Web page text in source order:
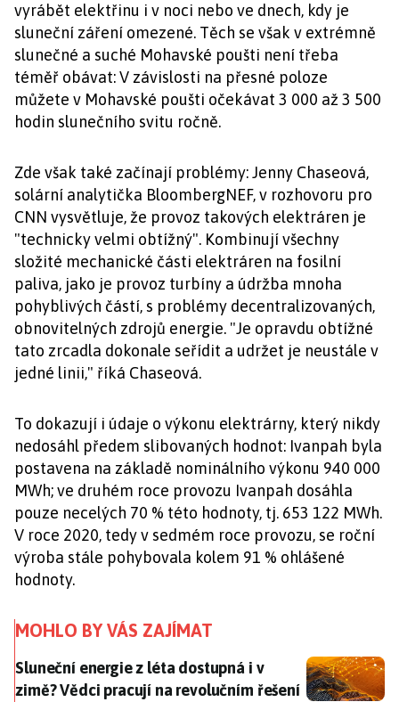
vyrábět elektřinu i v noci nebo ve dnech, kdy je
sluneční záření omezené. Těch se však v extrémně
slunečné a suché Mohavské poušti není třeba
téměř obávat: V závislosti na přesné poloze
můžete v Mohavské poušti očekávat 3 000 až 3 500
hodin slunečního svitu ročně.
Zde však také začínají problémy: Jenny Chaseová,
solární analytička BloombergNEF, v rozhovoru pro
CNN vysvětluje, že provoz takových elektráren je
"technicky velmi obtížný". Kombinují všechny
složité mechanické části elektráren na fosilní
paliva, jako je provoz turbíny a údržba mnoha
pohyblivých částí, s problémy decentralizovaných,
obnovitelných zdrojů energie. "Je opravdu obtížné
tato zrcadla dokonale seřídit a udržet je neustále v
jedné linii," říká Chaseová.
To dokazují i údaje o výkonu elektrárny, který nikdy
nedosáhl předem slibovaných hodnot: Ivanpah byla
postavena na základě nominálního výkonu 940 000
MWh; ve druhém roce provozu Ivanpah dosáhla
pouze necelých 70 % této hodnoty, tj. 653 122 MWh.
V roce 2020, tedy v sedmém roce provozu, se roční
výroba stále pohybovala kolem 91 % ohlášené
hodnoty.
MOHLO BY VÁS ZAJÍMAT
Sluneční energie z léta dostupná i v zimě? Vědci
Sluneční energie z léta dostupná i v
zimě? Vědci pracují na revolučním řešení